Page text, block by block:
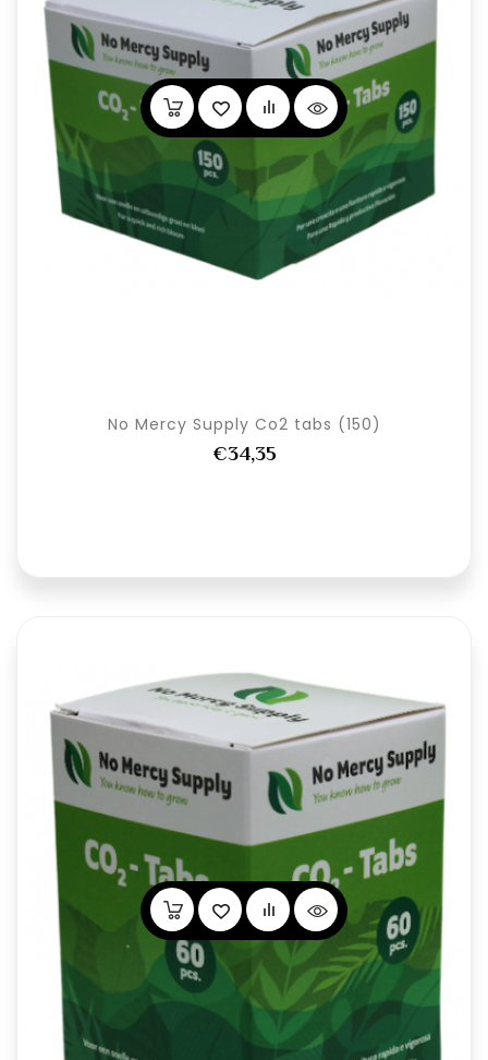
No Mercy Supply Co2 tabs (150)
€34,35